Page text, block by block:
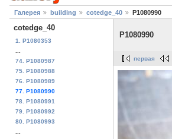
Галерея building cotedge_40 P1080990
cotedge_40
1. P1080353
...
74. P1080987
75. P1080988
76. P1080989
77. P1080990
78. P1080991
79. P1080992
80. P1080993
...
P1080990
первая